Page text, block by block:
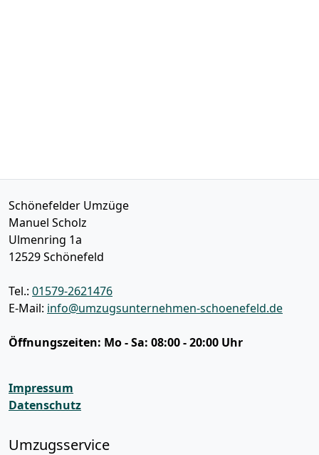
Schönefelder Umzüge
Manuel Scholz
Ulmenring 1a
12529Schönefeld
Tel.: 01579-2621476
E-Mail: info@umzugsunternehmen-schoenefeld.de
Öffnungszeiten: Mo - Sa: 08:00 - 20:00 Uhr
Impressum
Datenschutz
Umzugsservice